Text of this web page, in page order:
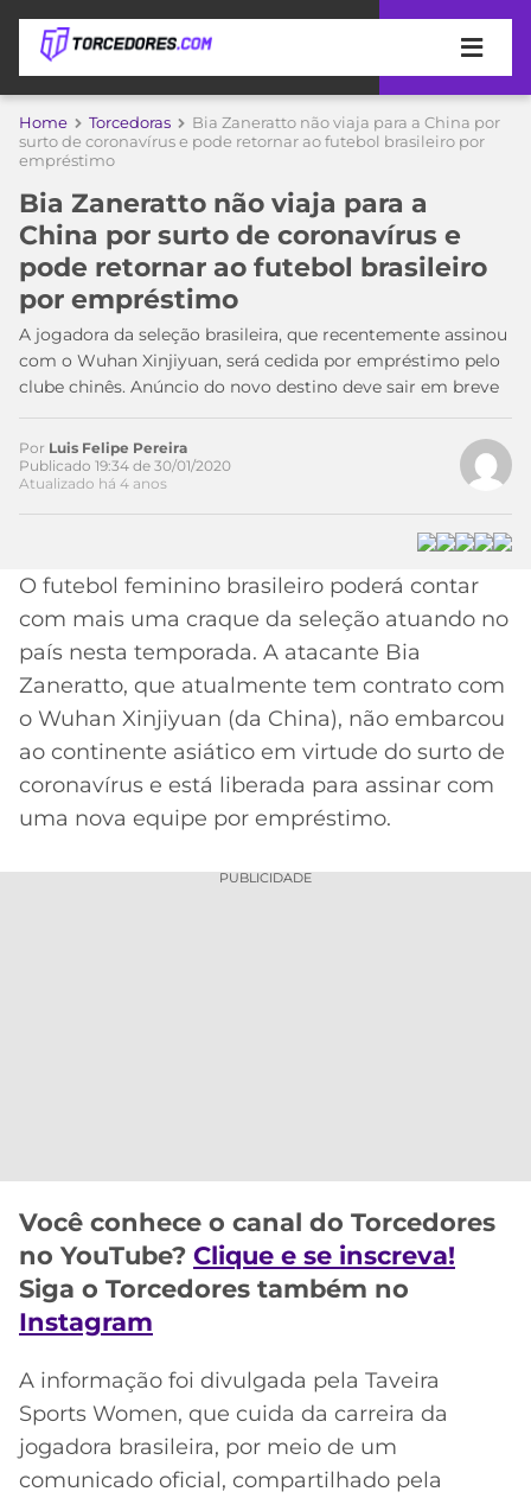
APOSTAS
DICAS
DE
APOSTA
MELHORES
SITES
DE
APOSTAS
2026
CÓDIGO
PROMOCIONAL
DE
INDICAÇÃO
BET365
CÓDIGO
BETANO
MELHORES
APPS
ÚLTIMAS
COPA
DO
MUNDO
TIMES
MEU
TIME
SÃO
PAULO
SANTOS
FLAMENGO
ATLÉTICO
CRUZEIRO
CAMPEONATOS
BRASILEIRÃO
LIBERTADORES
COPA
DO
BRASIL
PREMIER
LEAGUE
COPA
MÍDIA
DA
BOLA
PALPITES
Home Torcedoras
Bia Zaneratto não viaja para a China por
surto de coronavírus e pode retornar ao futebol brasileiro por
empréstimo
Bia Zaneratto não viaja para a
China por surto de coronavírus e
pode retornar ao futebol brasileiro
por empréstimo
A jogadora da seleção brasileira, que recentemente assinou
com o Wuhan Xinjiyuan, será cedida por empréstimo pelo
clube chinês. Anúncio do novo destino deve sair em breve
Acesse o perfil do autor
no Twitter
Por Luis Felipe Pereira
Publicado 19:34 de 30/01/2020
Atualizado há 4 anos
O futebol feminino brasileiro poderá contar
com mais uma craque da seleção atuando no
país nesta temporada. A atacante Bia
Zaneratto, que atualmente tem contrato com
o Wuhan Xinjiyuan (da China), não embarcou
ao continente asiático em virtude do surto de
coronavírus e está liberada para assinar com
uma nova equipe por empréstimo.
PUBLICIDADE
Você conhece o canal do Torcedores
no YouTube? Clique e se inscreva!
Siga o Torcedores também no
Instagram
A informação foi divulgada pela Taveira
Sports Women, que cuida da carreira da
jogadora brasileira, por meio de um
comunicado oficial, compartilhado pela